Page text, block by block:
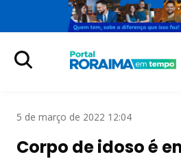
5 de março de 2022 12:04
Corpo de idoso é